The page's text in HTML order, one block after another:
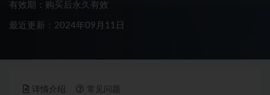
有效期：购买后永久有效
最近更新：2024年09月11日
详情介绍 常见问题